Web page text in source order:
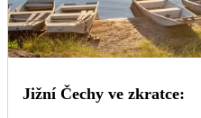
Jižní Čechy ve zkratce: